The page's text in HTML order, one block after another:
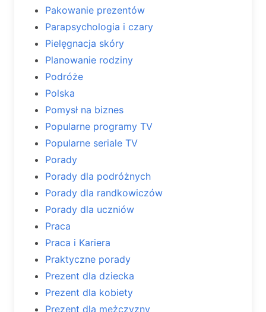
Pakowanie prezentów
Parapsychologia i czary
Pielęgnacja skóry
Planowanie rodziny
Podróże
Polska
Pomysł na biznes
Popularne programy TV
Popularne seriale TV
Porady
Porady dla podróżnych
Porady dla randkowiczów
Porady dla uczniów
Praca
Praca i Kariera
Praktyczne porady
Prezent dla dziecka
Prezent dla kobiety
Prezent dla mężczyzny